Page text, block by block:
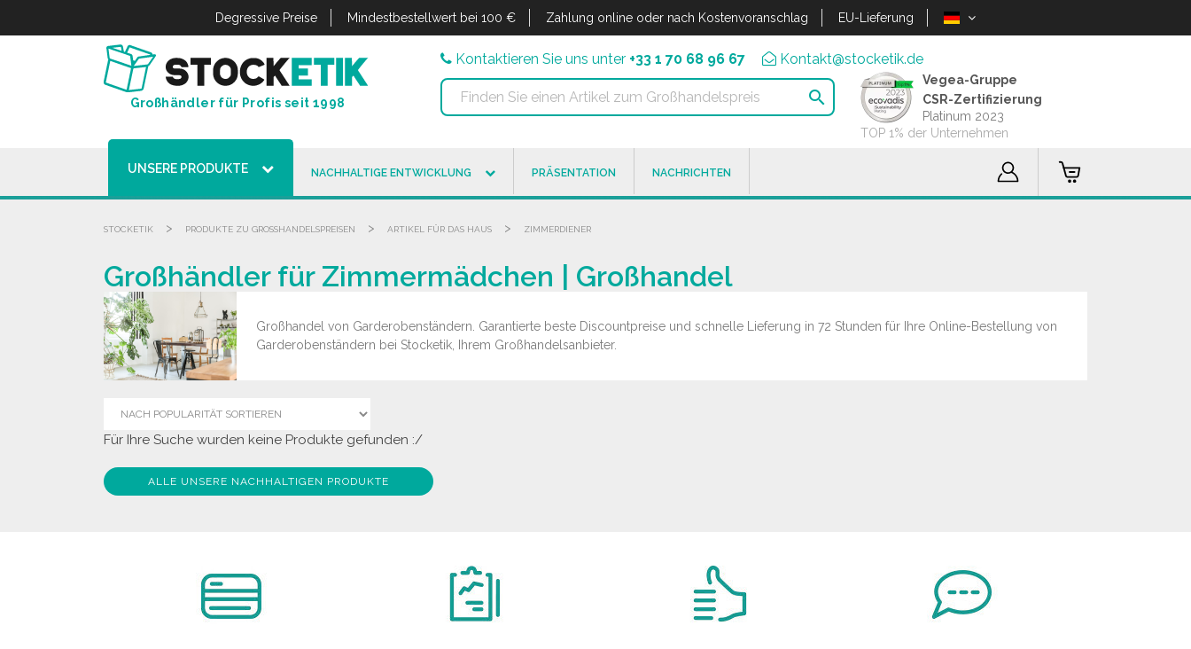
Degressive Preise Mindestbestellwert bei 100 € Zahlung online oder nach Kostenvoranschlag EU-Lieferung
Großhändler für Profis seit 1998
Kontaktieren Sie uns unter +33 1 70 68 96 67 Kontakt@stocketik.de

Vegea-Gruppe
CSR-Zertifizierung
Platinum 2023
TOP 1% der Unternehmen
UNSERE PRODUKTE NACHHALTIGE ENTWICKLUNG PRÄSENTATION NACHRICHTEN
STOCKETIK > PRODUKTE ZU GROSSHANDELSPREISEN > ARTIKEL FÜR DAS HAUS > ZIMMERDIENER
Großhändler für Zimmermädchen | Großhandel
Großhandel von Garderobenständern. Garantierte beste Discountpreise und schnelle Lieferung in 72 Stunden für Ihre Online-Bestellung von
Garderobenständern bei Stocketik, Ihrem Großhandelsanbieter.
Für Ihre Suche wurden keine Produkte gefunden :/
ALLE UNSERE NACHHALTIGEN PRODUKTE